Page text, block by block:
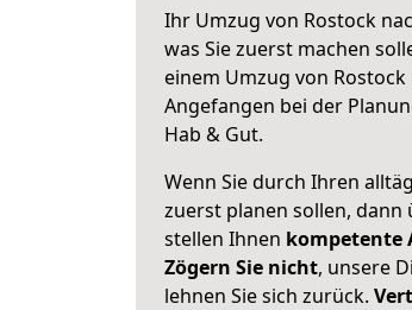
Ihr Umzug von Rostock
was Sie zuerst machen
einem Umzug von
Angefangen bei der
Hab & Gut.
Wenn Sie durch Ihren
zuerst planen sollen,
stellen Ihnen kompetente
Zögern Sie nicht, unsere
lehnen Sie sich zurück.